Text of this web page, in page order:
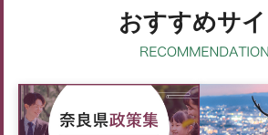
おすすめサイ